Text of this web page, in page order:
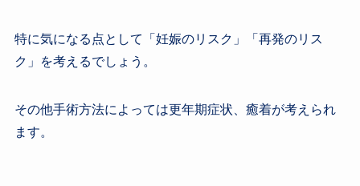
特に気になる点として「妊娠のリスク」「再発のリス
ク」を考えるでしょう。
その他手術方法によっては更年期症状、癒着が考えられ
ます。